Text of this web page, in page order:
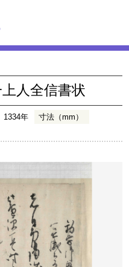
人全信書状
1334年
寸法（mm）